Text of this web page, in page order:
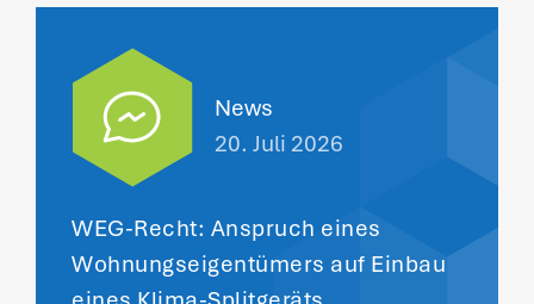
News
20. Juli 2026
WEG-Recht: Anspruch eines
Wohnungseigentümers auf Einbau